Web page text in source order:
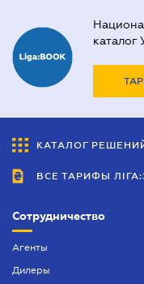
каталог
КАТАЛОГ
ВСЕ ТАРИФЫ
Сотрудничество
Агенты
Дилеры